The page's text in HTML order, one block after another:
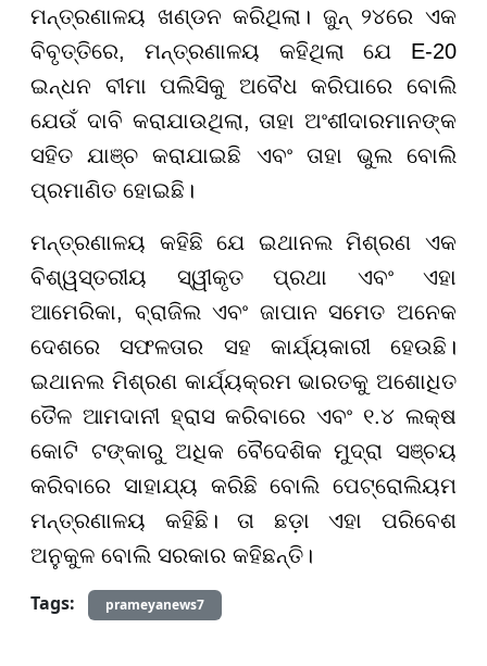
ମନ୍ତ୍ରଣାଳୟ ଖଣ୍ଡନ କରିଥିଲା। ଜୁନ୍ ୨୪ରେ ଏକ
ବିବୃତ୍ତିରେ, ମନ୍ତ୍ରଣାଳୟ କହିଥିଲା ଯେ E-20
ଇନ୍ଧନ ବୀମା ପଲିସିକୁ ଅବୈଧ କରିପାରେ ବୋଲି
ଯେଉଁ ଦାବି କରାଯାଉଥିଲା, ତାହା ଅଂଶୀଦାରମାନଙ୍କ
ସହିତ ଯାଞ୍ଚ କରାଯାଇଛି ଏବଂ ତାହା ଭୁଲ ବୋଲି
ପ୍ରମାଣିତ ହୋଇଛି।
ମନ୍ତ୍ରଣାଳୟ କହିଛି ଯେ ଇଥାନଲ ମିଶ୍ରଣ ଏକ
ବିଶ୍ୱସ୍ତରୀୟ ସ୍ୱୀକୃତ ପ୍ରଥା ଏବଂ ଏହା
ଆମେରିକା, ବ୍ରାଜିଲ ଏବଂ ଜାପାନ ସମେତ ଅନେକ
ଦେଶରେ ସଫଳତାର ସହ କାର୍ଯ୍ୟକାରୀ ହେଉଛି।
ଇଥାନଲ ମିଶ୍ରଣ କାର୍ଯ୍ୟକ୍ରମ ଭାରତକୁ ଅଶୋଧିତ
ତୈଳ ଆମଦାନୀ ହ୍ରାସ କରିବାରେ ଏବଂ ୧.୪ ଲକ୍ଷ
କୋଟି ଟଙ୍କାରୁ ଅଧିକ ବୈଦେଶିକ ମୁଦ୍ରା ସଞ୍ଚୟ
କରିବାରେ ସାହାଯ୍ୟ କରିଛି ବୋଲି ପେଟ୍ରୋଲିୟମ
ମନ୍ତ୍ରଣାଳୟ କହିଛି। ତା ଛଡ଼ା ଏହା ପରିବେଶ
ଅନୁକୁଳ ବୋଲି ସରକାର କହିଛନ୍ତି।
Tags:
prameyanews7